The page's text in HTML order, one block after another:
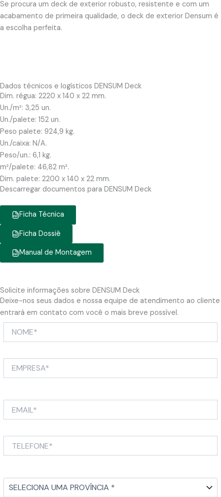
Se procura um deck de exterior robusto, resistente e com um
acabamento de primeira qualidade, o deck de exterior Densum é
a escolha perfeita.
Dados técnicos e logísticos DENSUM Deck
Dim. régua: 2220 x 140 x 22 mm.
Un./m²: 3,25 un.
Un./palete: 152 un.
Peso palete: 924,9 kg.
Un./caixa: N/A.
Peso/un.: 6,1 kg.
m²/palete: 46,82 m².
Dim. palete: 2200 x 140 x 22 mm.
Descarregar documentos para DENSUM Deck
Ficha Técnica
Ficha Dossiê
Manual de Montagem
Solicite informações sobre DENSUM Deck
Deixe-nos seus dados e nossa equipe de atendimento ao cliente
entrará em contato com você o mais breve possível.